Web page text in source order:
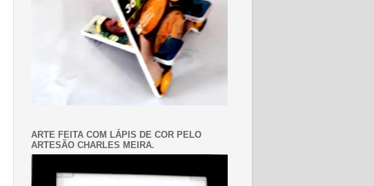
ARTE FEITA COM LÁPIS DE COR PELO
ARTESÃO CHARLES MEIRA.